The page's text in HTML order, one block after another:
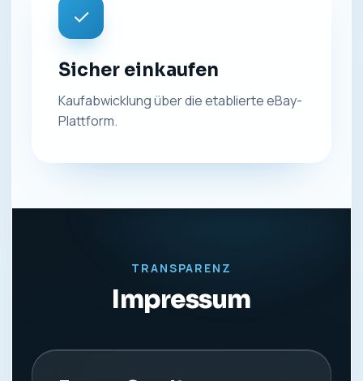
✓
Sicher einkaufen
Kaufabwicklung über die etablierte eBay-
Plattform.
TRANSPARENZ
Impressum